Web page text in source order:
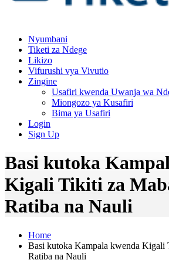
Nyumbani
Tiketi za Ndege
Likizo
Vifurushi vya Vivutio
Zingine
Usafiri kwenda Uwanja wa
Miongozo ya Kusafiri
Bima ya Usafiri
Login
Sign Up
Basi kutoka
Kigali Tikiti za
Ratiba na Nauli
Home
Basi kutoka Kampala kwenda Kigali
Ratiba na Nauli